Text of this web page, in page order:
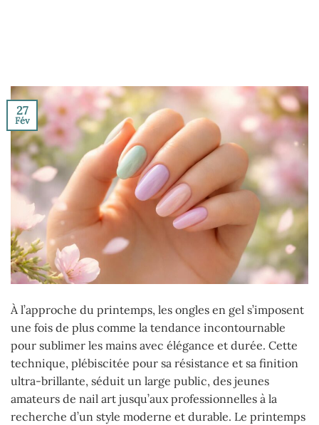
27
Fév
À l’approche du printemps, les ongles en gel s’imposent
une fois de plus comme la tendance incontournable
pour sublimer les mains avec élégance et durée. Cette
technique, plébiscitée pour sa résistance et sa finition
ultra-brillante, séduit un large public, des jeunes
amateurs de nail art jusqu’aux professionnelles à la
recherche d’un style moderne et durable. Le printemps